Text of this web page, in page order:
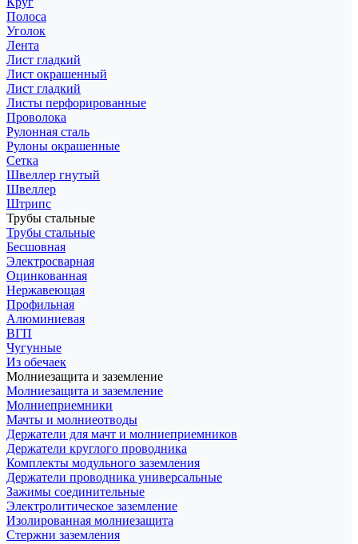
Полоса
Уголок
Лента
Лист гладкий
Лист окрашенный
Лист гладкий
Листы перфорированные
Проволока
Рулонная сталь
Рулоны окрашенные
Сетка
Швеллер гнутый
Швеллер
Штрипс
Трубы стальные
Трубы стальные
Бесшовная
Электросварная
Оцинкованная
Нержавеющая
Профильная
Алюминиевая
ВГП
Чугунные
Из обечаек
Молниезащита и заземление
Молниезащита и заземление
Молниеприемники
Мачты и молниеотводы
Держатели для мачт и молниеприемников
Держатели круглого проводника
Комплекты модульного заземления
Держатели проводника универсальные
Зажимы соединительные
Электролитическое заземление
Изолированная молниезащита
Стержни заземления